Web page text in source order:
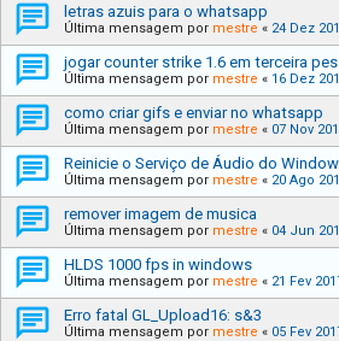
letras azuis para o whatsapp
Última mensagem por mestre « 24 Dez
jogar counter strike 1.6 em terceira
Última mensagem por mestre « 16 Dez
como criar gifs e enviar no whatsapp
Última mensagem por mestre « 07 Nov
Reinicie o Serviço de Áudio do
Última mensagem por mestre « 20 Ago
remover imagem de musica
Última mensagem por mestre « 04 Jun
HLDS 1000 fps in windows
Última mensagem por mestre « 21 Fev
Erro fatal GL_Upload16: s&3
Última mensagem por mestre « 05 Fev